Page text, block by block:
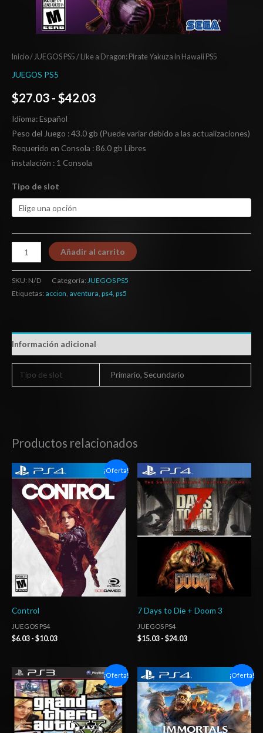
Inicio/ JUEGOS PS5 / Like a Dragon: Pirate Yakuza in Hawaii PS5
JUEGOS PS5
$27.03 - $42.03
Idioma: Español
Peso del Juego : 43.0 gb (Puede variar debido a las actualizaciones)
Requerido en Consola : 86.0 gb Libres
instalación : 1 Consola
Tipo de slot
Añadir al carrito
SKU: N/D Categoría: JUEGOS PS5
Etiquetas: accion, aventura, ps4, ps5
Información adicional
Tipo de slot Primario, Secundario
Productos relacionados
¡Oferta!
Control
JUEGOS PS4
$6.03 - $10.03
Rango
de
precios:
desde
$6.03
hasta
$10.03
7 Days to Die + Doom 3
JUEGOS PS4
$15.03 - $24.03
Rango
de
precios:
desde
$15.03
hasta
$24.03
¡Oferta!
El
precio
original
era:
$15.00.
El
precio
actual
es:
$7.37.
¡Oferta!
Rango
de
precios:
desde
$5.00
hasta
$7.00